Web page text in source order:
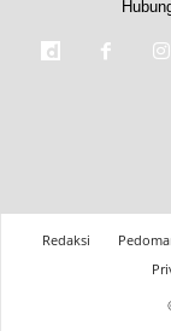
Redaksi